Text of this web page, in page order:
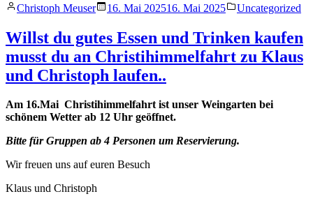
Veröffentlicht
Christoph Meuser 16. Mai 202516. Mai 2025
Veröffentlicht
Uncategorized
Willst du gutes Essen und Trinken kaufen
musst du an Christihimmelfahrt zu Klaus
und Christoph laufen..
Am 16.Mai Christihimmelfahrt ist unser Weingarten bei
schönem Wetter ab 12 Uhr geöffnet.
Bitte für Gruppen ab 4 Personen um Reservierung.
Wir freuen uns auf euren Besuch
Klaus und Christoph